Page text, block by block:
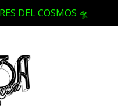
DEL COSMOS 🛸